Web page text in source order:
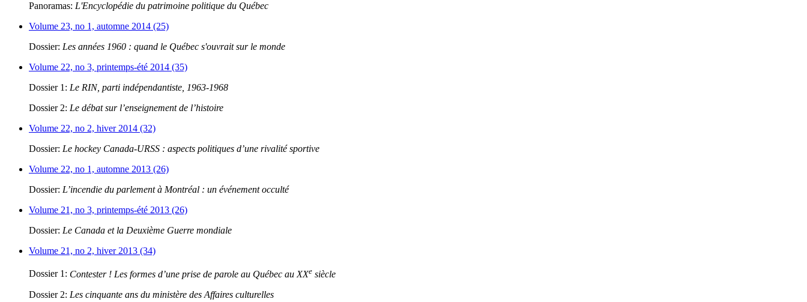
Panoramas: L'Encyclopédie du patrimoine politique du Québec
Volume 23, no 1, automne 2014 (25)
Dossier: Les années 1960 : quand le Québec s'ouvrait sur le monde
Volume 22, no 3, printemps-été 2014 (35)
Dossier 1: Le RIN, parti indépendantiste, 1963-1968
Dossier 2: Le débat sur l’enseignement de l’histoire
Volume 22, no 2, hiver 2014 (32)
Dossier: Le hockey Canada-URSS : aspects politiques d’une rivalité sportive
Volume 22, no 1, automne 2013 (26)
Dossier: L’incendie du parlement à Montréal : un événement occulté
Volume 21, no 3, printemps-été 2013 (26)
Dossier: Le Canada et la Deuxième Guerre mondiale
Volume 21, no 2, hiver 2013 (34)
Dossier 1: Contester ! Les formes d’une prise de parole au Québec au XXe siècle
Dossier 2: Les cinquante ans du ministère des Affaires culturelles